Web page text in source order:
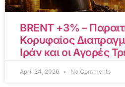
BRENT +3% –
Κορυφαίος
Ιράν και οι Αγορές
April 24, 2026 No Comments